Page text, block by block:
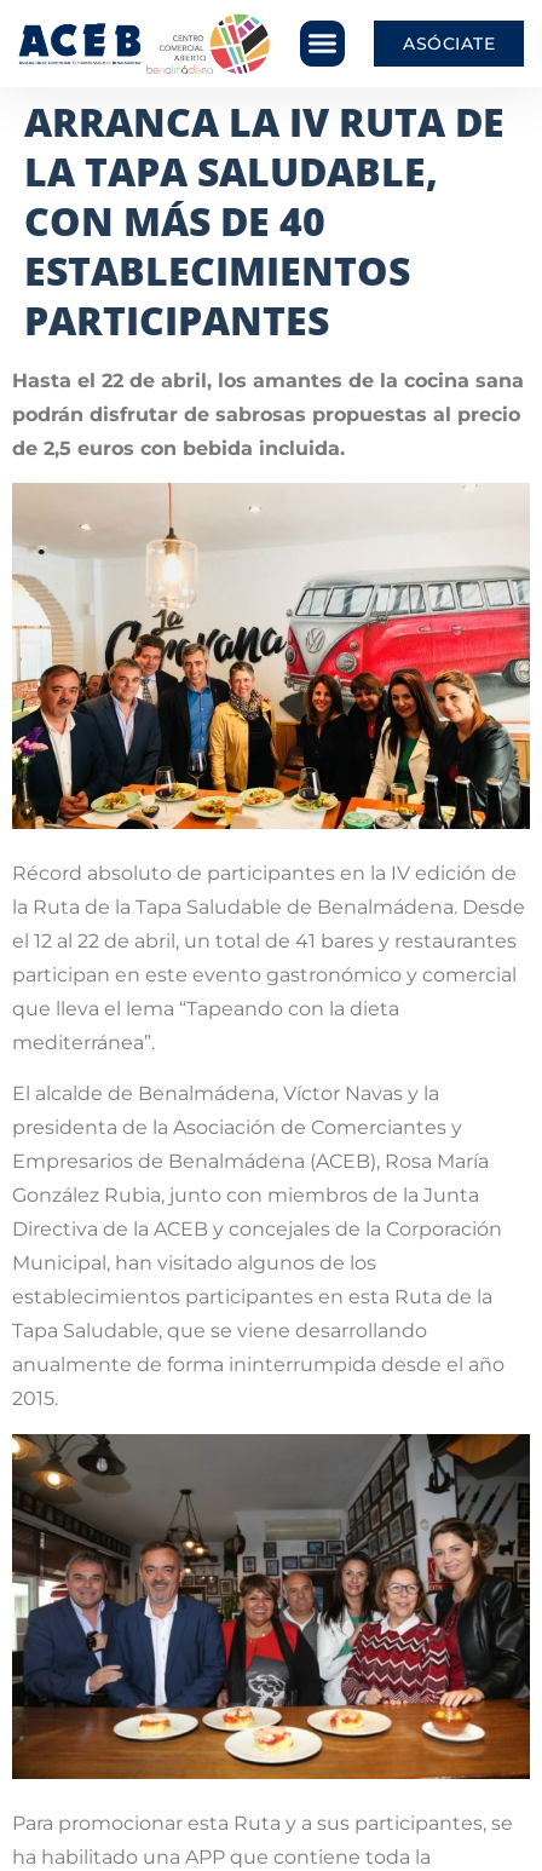
ASÓCIATE
ARRANCA LA IV RUTA DE
LA TAPA SALUDABLE,
CON MÁS DE 40
ESTABLECIMIENTOS
PARTICIPANTES
Hasta el 22 de abril, los amantes de la cocina sana
podrán disfrutar de sabrosas propuestas al precio
de 2,5 euros con bebida incluida.
Récord absoluto de participantes en la IV edición de
la Ruta de la Tapa Saludable de Benalmádena. Desde
el 12 al 22 de abril, un total de 41 bares y restaurantes
participan en este evento gastronómico y comercial
que lleva el lema “Tapeando con la dieta
mediterránea”.
El alcalde de Benalmádena, Víctor Navas y la
presidenta de la Asociación de Comerciantes y
Empresarios de Benalmádena (ACEB), Rosa María
González Rubia, junto con miembros de la Junta
Directiva de la ACEB y concejales de la Corporación
Municipal, han visitado algunos de los
establecimientos participantes en esta Ruta de la
Tapa Saludable, que se viene desarrollando
anualmente de forma ininterrumpida desde el año
2015.
Para promocionar esta Ruta y a sus participantes, se
ha habilitado una APP que contiene toda la